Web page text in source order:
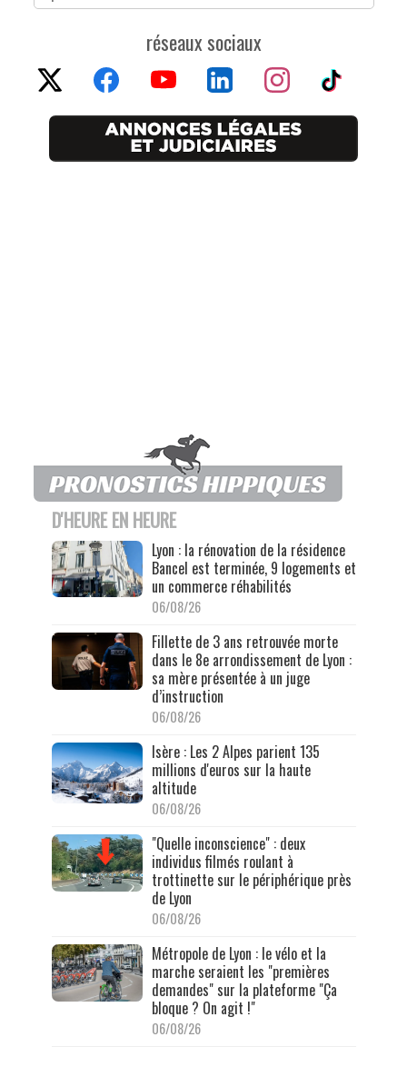
réseaux sociaux
D'HEURE EN HEURE
Lyon : la rénovation de la résidence
Bancel est terminée, 9 logements et
un commerce réhabilités
06/08/26
Fillette de 3 ans retrouvée morte
dans le 8e arrondissement de Lyon :
sa mère présentée à un juge
d’instruction
06/08/26
Isère : Les 2 Alpes parient 135
millions d'euros sur la haute
altitude
06/08/26
"Quelle inconscience" : deux
individus filmés roulant à
trottinette sur le périphérique près
de Lyon
06/08/26
Métropole de Lyon : le vélo et la
marche seraient les "premières
demandes" sur la plateforme "Ça
bloque ? On agit !"
06/08/26